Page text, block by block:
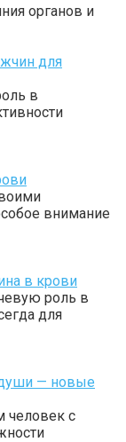
органов и
для
в
внимание
в крови
роль в
для
— новые
человек с